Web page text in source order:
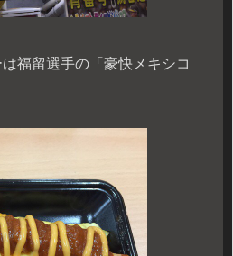
福留選手の「豪快メキシコ